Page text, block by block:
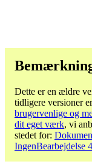
Dette er en ældre
tidligere versioner
brugervenlige og
dit eget værk, vi
stedet for:
IngenBearbejdelse